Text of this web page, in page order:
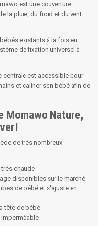
est une couverture
la pluie, du froid et du vent
existants à la fois en
de fixation universel à
centrale est accessible pour
et caliner son bébé afin de
Momawo Nature,
de très nombreux
très chaude
disponibles sur le marché
de bébé et s'ajuste en
tête de bébé
imperméable